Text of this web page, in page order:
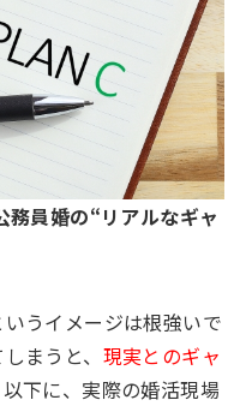
員婚の“リアルなギャ
いうイメージは根強いで
まうと、 現実とのギャ
下に、実際の婚活現場